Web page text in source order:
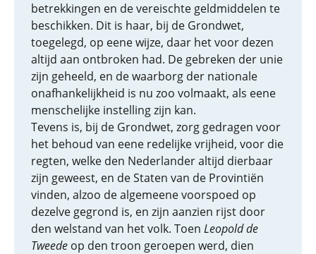
betrekkingen en de vereischte geldmiddelen te
beschikken. Dit is haar, bij de Grondwet,
toegelegd, op eene wijze, daar het voor dezen
altijd aan ontbroken had. De gebreken der unie
zijn geheeld, en de waarborg der nationale
onafhankelijkheid is nu zoo volmaakt, als eene
menschelijke instelling zijn kan.
Tevens is, bij de Grondwet, zorg gedragen voor
het behoud van eene redelijke vrijheid, voor die
regten, welke den Nederlander altijd dierbaar
zijn geweest, en de Staten van de Provintiën
vinden, alzoo de algemeene voorspoed op
dezelve gegrond is, en zijn aanzien rijst door
den welstand van het volk. Toen Leopold de
Tweede op den troon geroepen werd, dien